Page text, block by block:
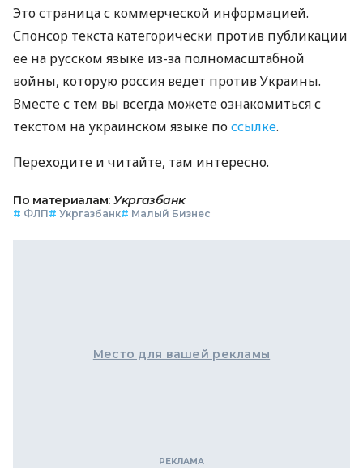
Это страница с коммерческой информацией.
Спонсор текста категорически против публикации
ее на русском языке из-за полномасштабной
войны, которую россия ведет против Украины.
Вместе с тем вы всегда можете ознакомиться с
текстом на украинском языке поссылке.
Переходите и читайте, там интересно.
По материалам: Укргазбанк
# ФЛП# Укргазбанк# Малый Бизнес
Место для вашей рекламы